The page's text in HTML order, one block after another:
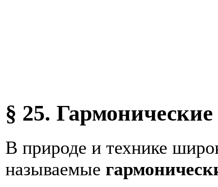
§ 25.
В природе и технике
называемые